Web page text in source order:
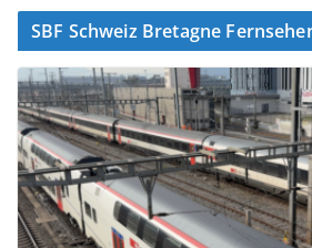
SBF Schweiz Bretagne